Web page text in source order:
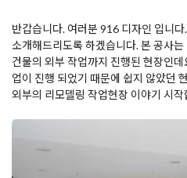
반갑습니다. 여러분 916 디자인 입니
소개해드리도록 하겠습니다. 본 공사
건물의 외부 작업까지 진행된 현장인
업이 진행 되었기 때문에 쉽지 않았던
외부의 리모델링 작업현장 이야기 시작